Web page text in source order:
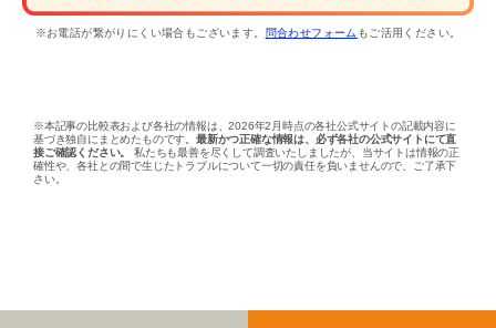
※お電話が繋がりにくい場合もございます。 問合わせフォーム もご活用ください。
※本記事の比較表および各社の情報は、2026年2月時点の各社公式サイトの記載内容に
基づき独自にまとめたものです。 最新かつ正確な情報は、必ず各社の公式サイトにて直
接ご確認ください。
私たちも最善を尽くして調査いたしましたが、当サイトは情報の正
確性や、各社との間で生じたトラブルについて一切の責任を負いませんので、ご了承下
さい。